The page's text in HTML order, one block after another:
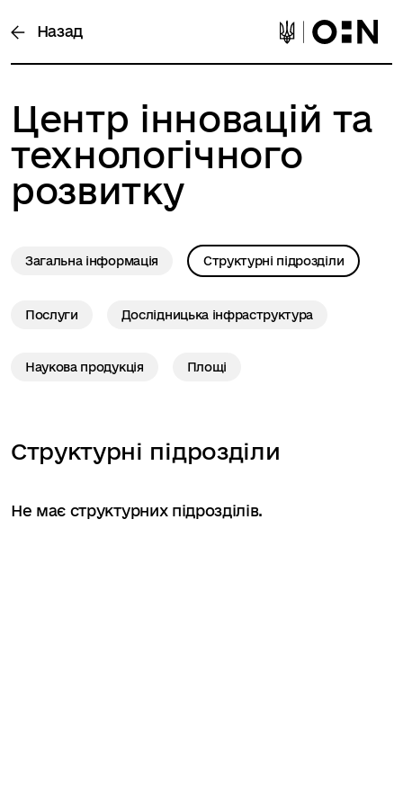
Назад
Центр інновацій та
технологічного
розвитку
Загальна інформація Структурні підрозділи
Послуги Дослідницька інфраструктура
Наукова продукція Площі
Структурні підрозділи
Не має структурних підрозділів.